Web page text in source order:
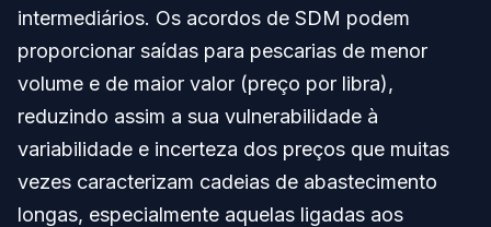
intermediários. Os acordos de SDM podem
proporcionar saídas para pescarias de menor
volume e de maior valor (preço por libra),
reduzindo assim a sua vulnerabilidade à
variabilidade e incerteza dos preços que muitas
vezes caracterizam cadeias de abastecimento
longas, especialmente aquelas ligadas aos